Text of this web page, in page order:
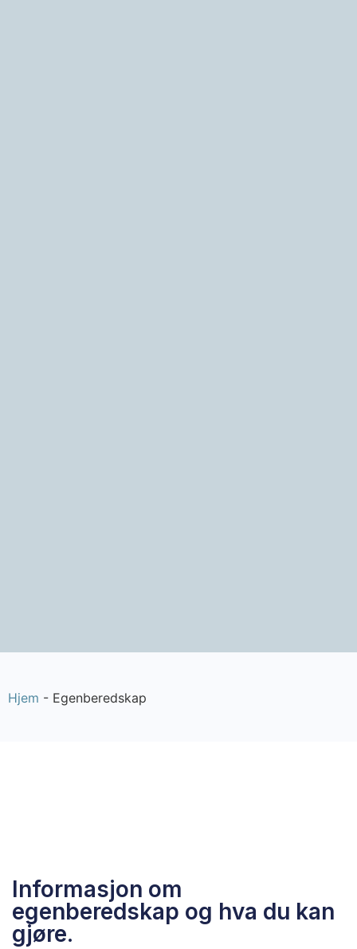
Hjem - Egenberedskap
Informasjon om
egenberedskap og hva du kan
gjøre.